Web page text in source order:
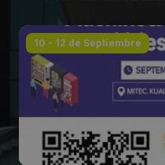
10 - 12 de Septiembre